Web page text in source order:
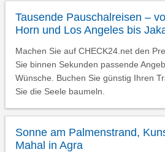
Tausende Pauschalreisen –
Horn und Los Angeles bis
Machen Sie auf CHECK24.net den
Sie binnen Sekunden passende
Wünsche. Buchen Sie günstig Ihren
Sie die Seele baumeln.
Sonne am Palmenstrand,
Mahal in Agra